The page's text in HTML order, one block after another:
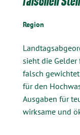
Region
sieht die Gelder
falsch
für den
Ausgaben für
wirksame und